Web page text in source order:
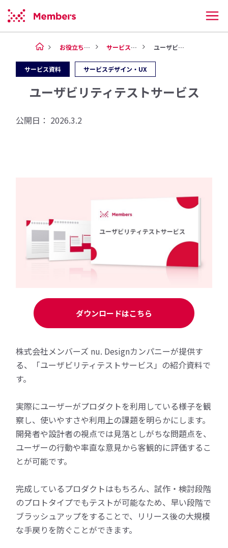
お役立ち情報 サービス資料 ユーザビリティテストサービス
サービス資料 サービスデザイン・UX
ユーザビリティテストサービス
公開日： 2026.3.2
ダウンロードはこちら
株式会社メンバーズ nu. Designカンパニーが提供す
る、「ユーザビリティテストサービス」の紹介資料で
す。
実際にユーザーがプロダクトを利用している様子を観
察し、使いやすさや利用上の課題を明らかにします。
開発者や設計者の視点では見落としがちな問題点を、
ユーザーの行動や率直な意見から客観的に評価するこ
とが可能です。
完成しているプロダクトはもちろん、試作・検討段階
のプロトタイプでもテストが可能なため、早い段階で
ブラッシュアップをすることで、リリース後の大規模
な手戻りを防ぐことができます。